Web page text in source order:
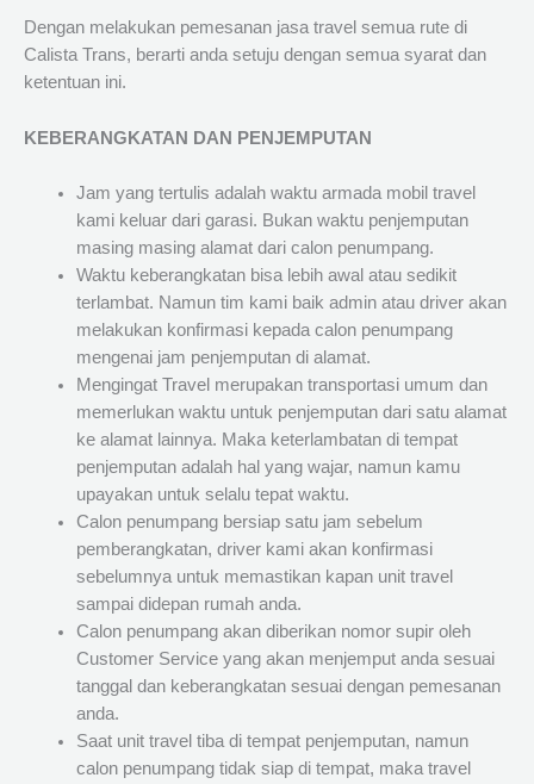
Dengan melakukan pemesanan jasa travel semua rute di
Calista Trans, berarti anda setuju dengan semua syarat dan
ketentuan ini.
KEBERANGKATAN DAN PENJEMPUTAN
Jam yang tertulis adalah waktu armada mobil travel
kami keluar dari garasi. Bukan waktu penjemputan
masing masing alamat dari calon penumpang.
Waktu keberangkatan bisa lebih awal atau sedikit
terlambat. Namun tim kami baik admin atau driver akan
melakukan konfirmasi kepada calon penumpang
mengenai jam penjemputan di alamat.
Mengingat Travel merupakan transportasi umum dan
memerlukan waktu untuk penjemputan dari satu alamat
ke alamat lainnya. Maka keterlambatan di tempat
penjemputan adalah hal yang wajar, namun kamu
upayakan untuk selalu tepat waktu.
Calon penumpang bersiap satu jam sebelum
pemberangkatan, driver kami akan konfirmasi
sebelumnya untuk memastikan kapan unit travel
sampai didepan rumah anda.
Calon penumpang akan diberikan nomor supir oleh
Customer Service yang akan menjemput anda sesuai
tanggal dan keberangkatan sesuai dengan pemesanan
anda.
Saat unit travel tiba di tempat penjemputan, namun
calon penumpang tidak siap di tempat, maka travel